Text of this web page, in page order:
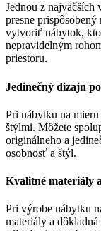
Jednou z
presne
vytvoriť nábytok,
nepravidelným
priestoru.
Jedinečný dizajn
Pri nábytku na
štýlmi. Môžete
originálneho a
osobnosť a štýl.
Kvalitné materiály
Pri výrobe nábytku
materiály a